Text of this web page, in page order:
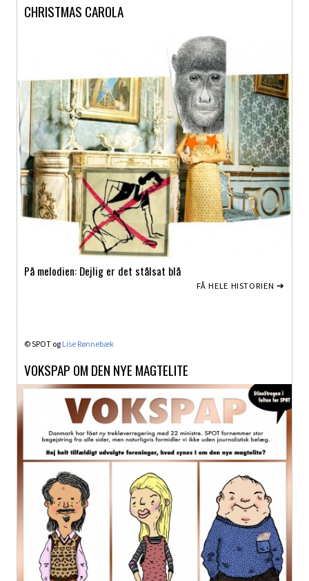
CHRISTMAS CAROLA
På melodien: Dejlig er det stålsat blå
FÅ HELE HISTORIEN ➔
© SPOT og Lise Rønnebæk
VOKSPAP OM DEN NYE MAGTELITE